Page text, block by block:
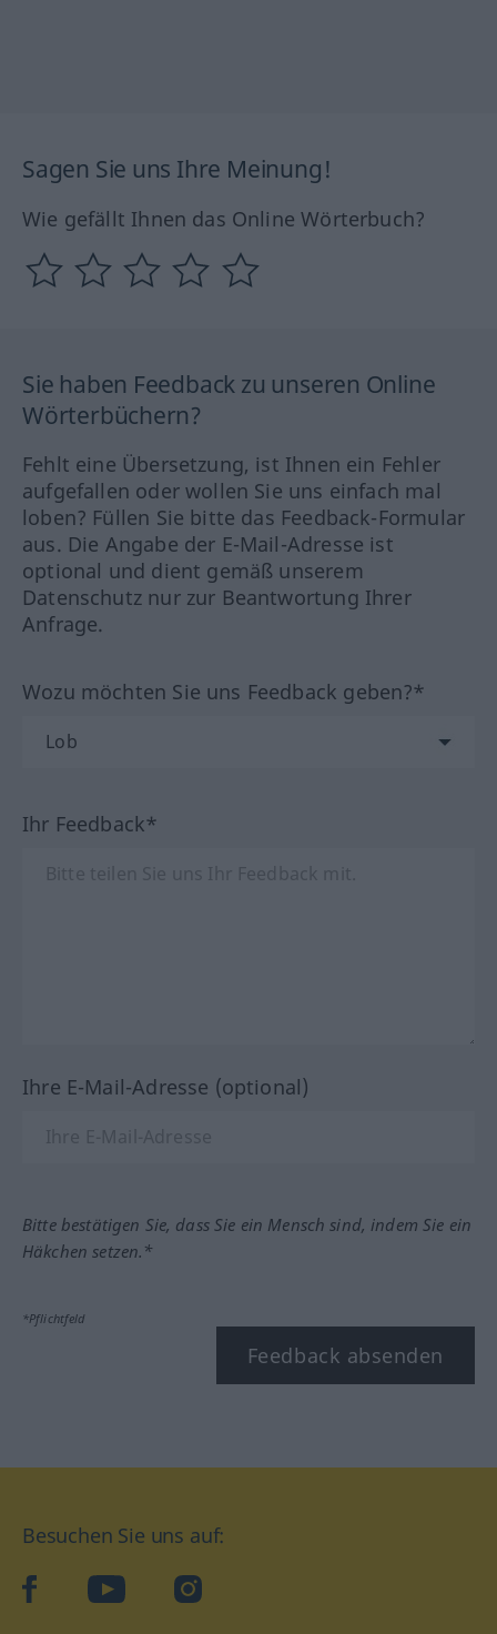
Sagen Sie uns Ihre Meinung!
Wie gefällt Ihnen das Online Wörterbuch?
Sie haben Feedback zu unseren Online
Wörterbüchern?
Fehlt eine Übersetzung, ist Ihnen ein Fehler
aufgefallen oder wollen Sie uns einfach mal
loben? Füllen Sie bitte das Feedback-Formular
aus. Die Angabe der E-Mail-Adresse ist
optional und dient gemäß unserem
Datenschutz nur zur Beantwortung Ihrer
Anfrage.
Wozu möchten Sie uns Feedback geben?*
Ihr Feedback*
Ihre E-Mail-Adresse (optional)
Bitte bestätigen Sie, dass Sie ein Mensch sind, indem Sie ein
Häkchen setzen.*
*Pflichtfeld
Feedback absenden
Besuchen Sie uns auf:
facebookYouTube Instagram